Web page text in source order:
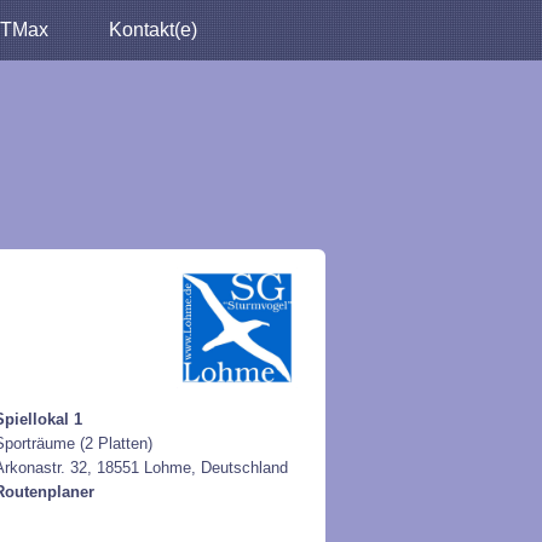
Kontakt(e)
1
(2 Platten)
32, 18551 Lohme, Deutschland